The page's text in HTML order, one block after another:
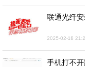
联通光纤
2025-02-18
手机打不